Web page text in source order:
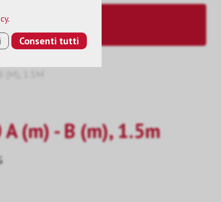
(m) - B (m), 1.5m
.
Consenti tutti